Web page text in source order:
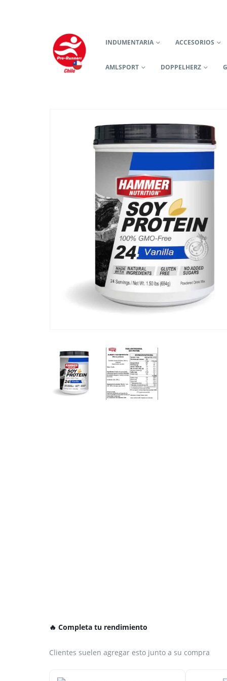
INDUMENTARIA ACCESORIOS
AMLSPORT DOPPELHERZ
🔥 Completa tu rendimiento
Clientes suelen agregar esto junto a su compra